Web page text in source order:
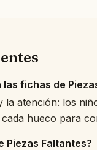
fichas de
la atención: los
hueco para
Piezas Faltantes?